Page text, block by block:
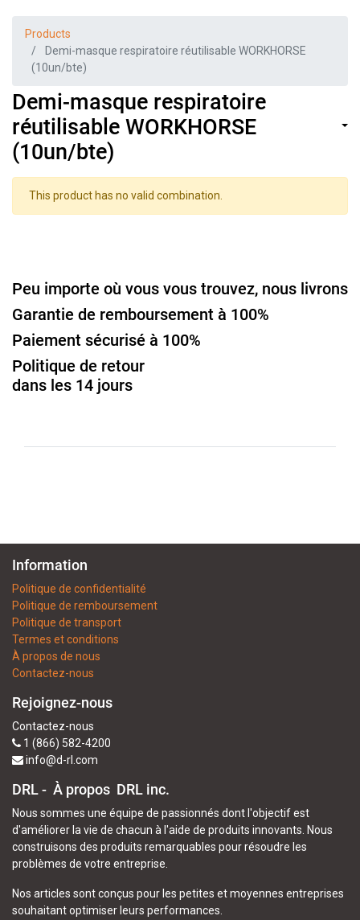
Products
Demi-masque respiratoire réutilisable WORKHORSE
(10un/bte)
Demi-masque respiratoire
réutilisable WORKHORSE
(10un/bte)
This product has no valid combination.
Peu importe où vous vous trouvez, nous livrons
Garantie de remboursement à 100%
Paiement sécurisé à 100%
Politique de retour
dans les 14 jours
Information
Politique de confidentialité
Politique de remboursement
Politique de transport
Termes et conditions
À propos de nous
Contactez-nous
Rejoignez-nous
Contactez-nous
1 (866) 582-4200
info@d-rl.com
DRL - À propos DRL inc.
Nous sommes une équipe de passionnés dont l'objectif est
d'améliorer la vie de chacun à l'aide de produits innovants. Nous
construisons des produits remarquables pour résoudre les
problèmes de votre entreprise.
Nos articles sont conçus pour les petites et moyennes entreprises
souhaitant optimiser leurs performances.